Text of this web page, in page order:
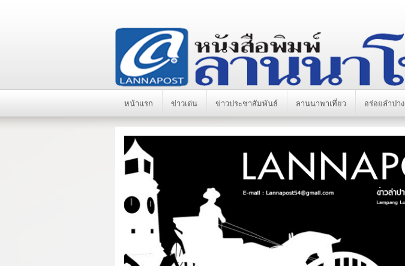
หน้าแรก ข่าวเด่น ข่าวประชาสัมพันธ์ ลานนาพาเที่ยว อร่อยลำปาง